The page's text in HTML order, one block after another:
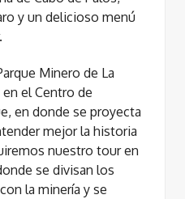
y un delicioso menú
Minero de La
el ​Centro de
en donde se proyecta
mejor la historia
nuestro tour en
se divisan los
la minería y se